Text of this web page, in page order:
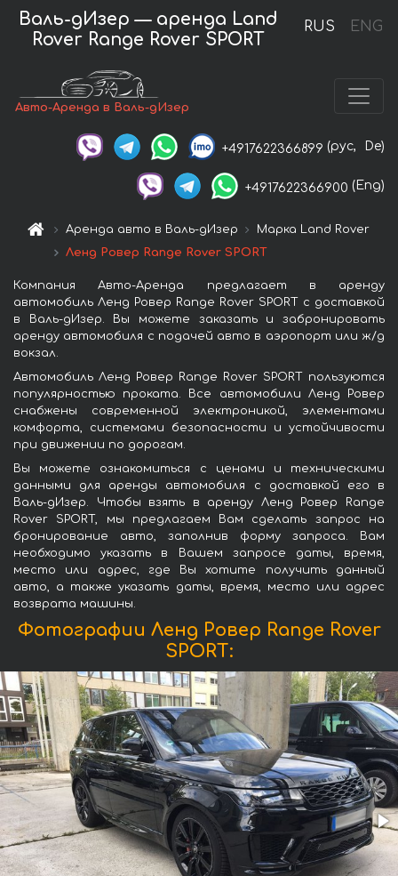
RUS ENG
Валь-дИзер — аренда Land
Rover Range Rover SPORT
Авто-Аренда в Валь-дИзер
+4917622366899 (рус, De)
+4917622366900 (Eng)
Аренда авто в Валь-дИзер
Марка Land Rover
Ленд Ровер Range Rover SPORT
Компания Авто-Аренда предлагает в аренду
автомобиль Ленд Ровер Range Rover SPORT с доставкой
в Валь-дИзер. Вы можете заказать и забронировать
аренду автомобиля с подачей авто в аэропорт или ж/д
вокзал.
Автомобиль Ленд Ровер Range Rover SPORT пользуются
популярностью проката. Все автомобили Ленд Ровер
снабжены современной электроникой, элементами
комфорта, системами безопасности и устойчивости
при движении по дорогам.
Вы можете ознакомиться с ценами и техническими
данными для аренды автомобиля с доставкой его в
Валь-дИзер. Чтобы взять в аренду Ленд Ровер Range
Rover SPORT, мы предлагаем Вам сделать запрос на
бронирование авто, заполнив форму запроса. Вам
необходимо указать в Вашем запросе даты, время,
место или адрес, где Вы хотите получить данный
авто, а также указать даты, время, место или адрес
возврата машины.
Фотографии Ленд Ровер Range Rover
SPORT: